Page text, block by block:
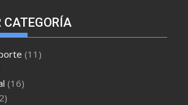
CATEGORÍA
(11)
(16)